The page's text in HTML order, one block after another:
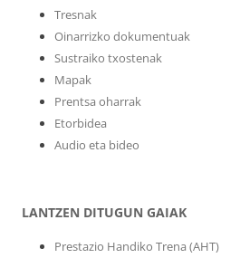
Tresnak
Oinarrizko dokumentuak
Sustraiko txostenak
Mapak
Prentsa oharrak
Etorbidea
Audio eta bideo
LANTZEN DITUGUN GAIAK
Prestazio Handiko Trena (AHT)